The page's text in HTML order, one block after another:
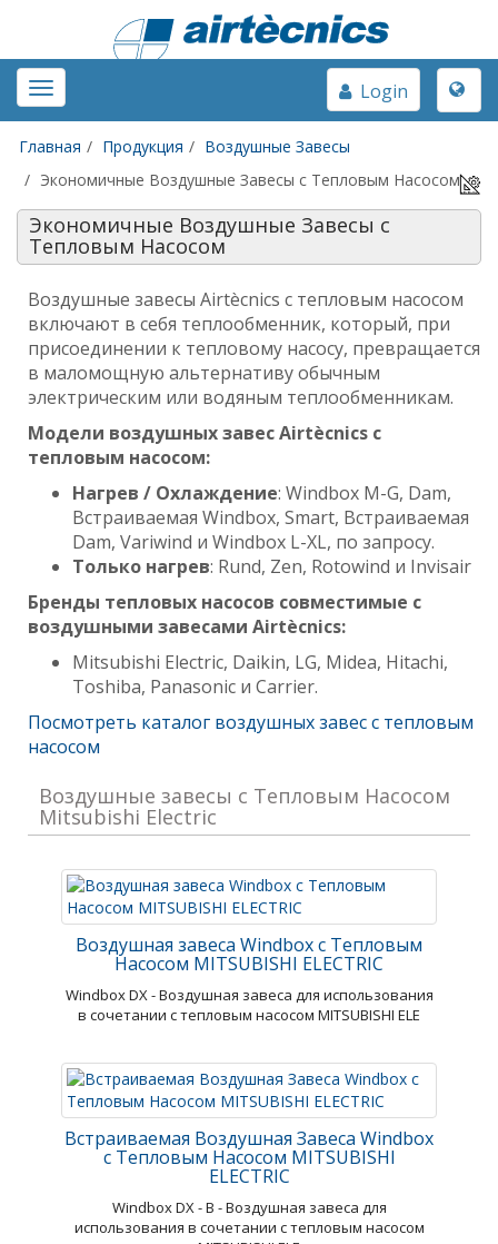
Toggle
navigation
Toggle
Login
Главная Продукция
Воздушные Завесы
Экономичные Воздушные Завесы с Тепловым Насосом
Экономичные Воздушные Завесы с
Тепловым Насосом
Воздушные завесы Airtècnics с тепловым насосом
включают в себя теплообменник, который, при
присоединении к тепловому насосу, превращается
в маломощную альтернативу обычным
электрическим или водяным теплообменникам.
Модели воздушных завесAirtècnics с
тепловым насосом:
Нагрев / Охлаждение: Windbox M-G, Dam,
Встраиваемая Windbox, Smart, Встраиваемая
Dam, Variwind и Windbox L-XL, по запросу.
Только нагрев: Rund, Zen, Rotowind и Invisair
Бренды тепловых насосов совместимые с
воздушными завесами Airtècnics:
Mitsubishi Electric, Daikin, LG, Midea, Hitachi,
Toshiba, Panasonic и Carrier.
Посмотреть каталог воздушных завес с тепловым
насосом
Воздушные завесы с Тепловым Насосом
Mitsubishi Electric
Воздушная завеса Windbox с Тепловым
Насосом MITSUBISHI ELECTRIC
Windbox DX - Воздушная завеса для использования
в сочетании с тепловым насосом MITSUBISHI ELE
Встраиваемая Воздушная Завеса Windbox
с Тепловым Насосом MITSUBISHI
ELECTRIC
Windbox DX - В - Воздушная завеса для
использования в сочетании с тепловым насосом